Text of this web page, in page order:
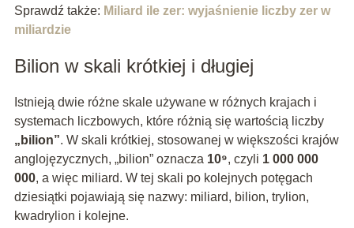
Sprawdź także: Miliard ile zer: wyjaśnienie liczby zer w
miliardzie
Bilion w skali krótkiej i długiej
Istnieją dwie różne skale używane w różnych krajach i
systemach liczbowych, które różnią się wartością liczby
„bilion”. W skali krótkiej, stosowanej w większości krajów
anglojęzycznych, „bilion” oznacza 10⁹, czyli 1 000 000
000, a więc miliard. W tej skali po kolejnych potęgach
dziesiątki pojawiają się nazwy: miliard, bilion, trylion,
kwadrylion i kolejne.